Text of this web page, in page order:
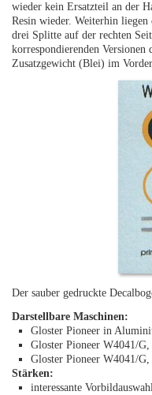
wieder kein Ersatzteil an der
Resin wieder. Weiterhin
drei Splitte auf der rechten
korrespondierenden
Zusatzgewicht (Blei) im
Der sauber gedruckte
Darstellbare Maschinen:
Gloster Pioneer in
Gloster Pioneer W4041/
Gloster Pioneer W4041/
Stärken:
interessante